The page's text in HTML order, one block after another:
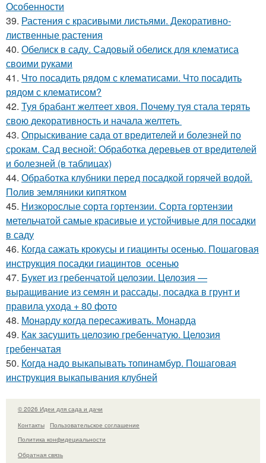
Особенности
39. Растения с красивыми листьями. Декоративно-
лиственные растения
40. Обелиск в саду. Садовый обелиск для клематиса
своими руками
41. Что посадить рядом с клематисами. Что посадить
рядом с клематисом?
42. Туя брабант желтеет хвоя. Почему туя стала терять
свою декоративность и начала желтеть
43. Опрыскивание сада от вредителей и болезней по
срокам. Сад весной: Обработка деревьев от вредителей
и болезней (в таблицах)
44. Обработка клубники перед посадкой горячей водой.
Полив земляники кипятком
45. Низкорослые сорта гортензии. Сорта гортензии
метельчатой самые красивые и устойчивые для посадки
в саду
46. Когда сажать крокусы и гиацинты осенью. Пошаговая
инструкция посадки гиацинтов осенью
47. Букет из гребенчатой целозии. Целозия —
выращивание из семян и рассады, посадка в грунт и
правила ухода + 80 фото
48. Монарду когда пересаживать. Монарда
49. Как засушить целозию гребенчатую. Целозия
гребенчатая
50. Когда надо выкапывать топинамбур. Пошаговая
инструкция выкапывания клубней
© 2026 Идеи для сада и дачи
Контакты
Пользовательское соглашение
Политика конфидециальности
Обратная связь